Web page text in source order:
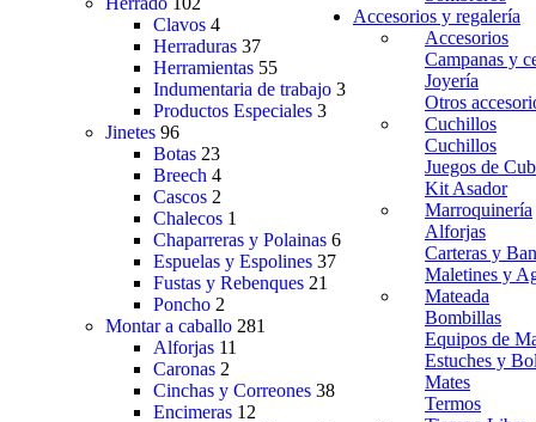
Accesorios y regalería
Accesorios
Campanas y
Joyería
Otros
Cuchillos
Cuchillos
Juegos de
Kit Asador
Marroquinería
Alforjas
Carteras y
Maletines y
Mateada
Bombillas
Equipos de
Estuches y
Mates
Termos
Clavos 4
Herraduras 37
Herramientas 55
Indumentaria de trabajo 3
Productos Especiales 3
Jinetes 96
Botas 23
Breech 4
Cascos 2
Chalecos 1
Chaparreras y Polainas 6
Espuelas y Espolines 37
Fustas y Rebenques 21
Poncho 2
Montar a caballo 281
Alforjas 11
Caronas 2
Cinchas y Correones 38
Encimeras 12